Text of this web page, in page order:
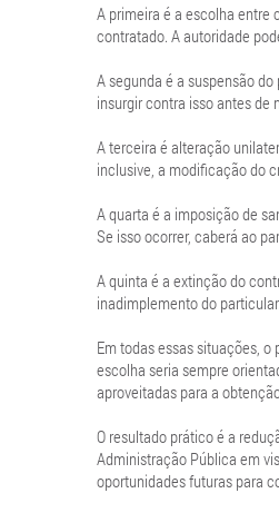
A primeira é a escolha entre
contratado. A autoridade
A segunda é a suspensão
insurgir contra isso antes de
A terceira é alteração
inclusive, a modificação do
A quarta é a imposição de
Se isso ocorrer, caberá ao
A quinta é a extinção do
inadimplemento do particular.
Em todas essas situações,
escolha seria sempre
aproveitadas para a
O resultado prático é a
Administração Pública em
oportunidades futuras para